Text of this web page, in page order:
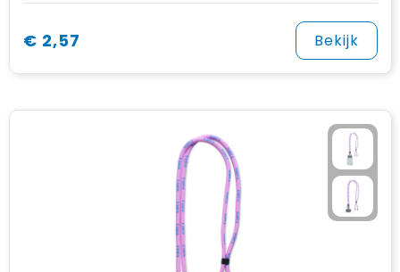
€ 2,57 Bekijk